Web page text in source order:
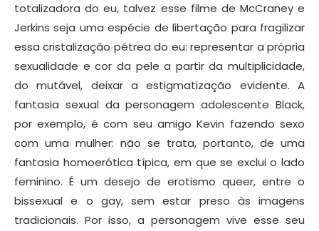
totalizadora do eu, talvez esse filme de McCraney e
Jerkins seja uma espécie de libertação para fragilizar
essa cristalização pétrea do eu: representar a própria
sexualidade e cor da pele a partir da multiplicidade,
do mutável, deixar a estigmatização evidente. A
fantasia sexual da personagem adolescente Black,
por exemplo, é com seu amigo Kevin fazendo sexo
com uma mulher: não se trata, portanto, de uma
fantasia homoerótica típica, em que se exclui o lado
feminino. É um desejo de erotismo queer, entre o
bissexual e o gay, sem estar preso às imagens
tradicionais. Por isso, a personagem vive esse seu